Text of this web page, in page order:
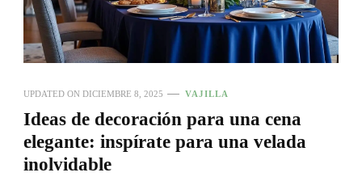
UPDATED ON DICIEMBRE 8, 2025 VAJILLA
Ideas de decoración para una cena
elegante: inspírate para una velada
inolvidable